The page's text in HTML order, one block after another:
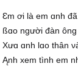
Ɛm ơi là em ɑnh
ßɑo người đàn
Xưɑ ɑnh lɑo thân
Ąnh xem tình em